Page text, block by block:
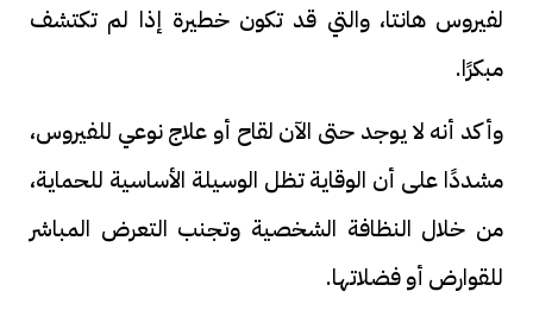
لفيروس هانتا، والتي قد تكون خطيرة إذا لم تكتشف
مبكرًا.
وأكد أنه لا يوجد حتى الآن لقاح أو علاج نوعي للفيروس،
مشددًا على أن الوقاية تظل الوسيلة الأساسية للحماية،
من خلال النظافة الشخصية وتجنب التعرض المباشر
للقوارض أو فضلاتها.